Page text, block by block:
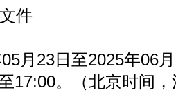
件
23日至2025年06月
17:00。（北京时间